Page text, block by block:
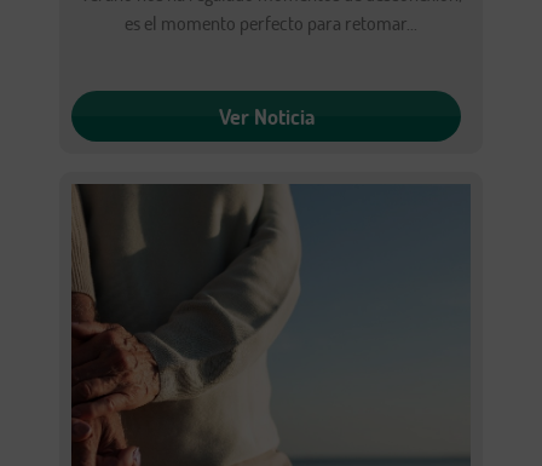
es el momento perfecto para retomar...
Ver Noticia